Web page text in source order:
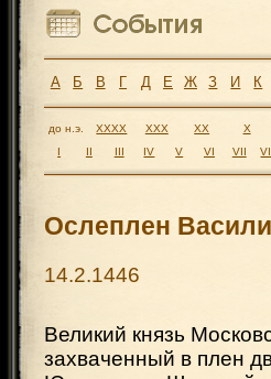
А Б В Г Д Е Ж З И К
до н.э. XXXX XXX XX X
I
II III IV V VI VII
Ослеплен
14.2.1446
Великий князь
захваченный в плен